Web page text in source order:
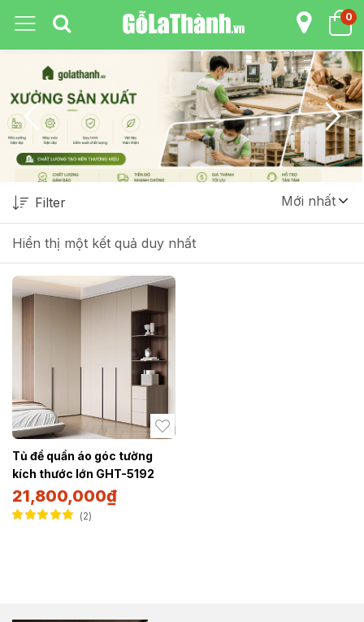
0
Hiển thị một kết quả duy nhất
Filter Mới nhất
Tủ để quần áo góc tường
kích thước lớn GHT-5192
21,800,000₫
2